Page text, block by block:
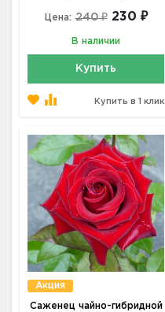
Цена: 240 ₽ 230 ₽
В наличии
Купить
Купить в 1 клик
Акция
Саженец чайно-гибридной